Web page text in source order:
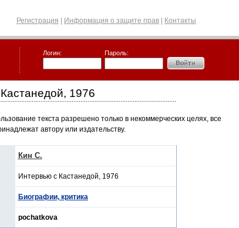
Регистрация Информация о защите прав Контакты
Логин: Пароль:
1976
текста разрешено только в некоммерческих целях, все
автору или издательству.
Кин С.
Интервью с Кастанедой, 1976
Биографии, критика
pochatkova